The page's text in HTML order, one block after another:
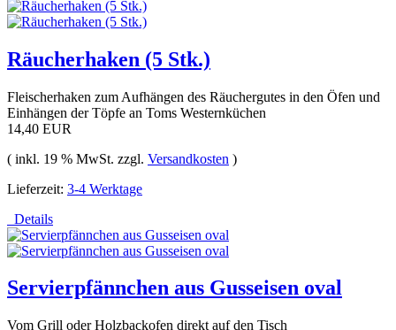
Räucherhaken (5 Stk.)
Fleischerhaken zum Aufhängen des Räuchergutes in den Öfen und
Einhängen der Töpfe an Toms Westernküchen
14,40 EUR
( inkl. 19 % MwSt. zzgl. Versandkosten )
Lieferzeit: 3-4 Werktage
Details
Servierpfännchen aus Gusseisen oval
Vom Grill oder Holzbackofen direkt auf den Tisch